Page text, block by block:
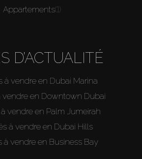
Appartements(1)
D’ACTUALITÉ
à vendre en Dubai Marina
vendre en Downtown Dubai
vendre en Palm Jumeirah
à vendre en Dubai Hills
à vendre en Business Bay